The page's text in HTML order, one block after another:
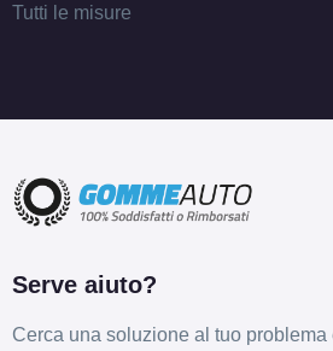
Tutti le misure
Serve aiuto?
Cerca una soluzione al tuo